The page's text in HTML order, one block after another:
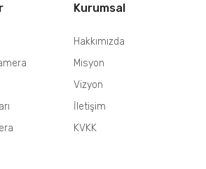
Kurumsal
Hakkımızda
Misyon
Vizyon
İletişim
KVKK